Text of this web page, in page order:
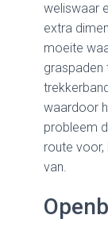
weliswaar
extra
moeite
graspaden
waardoor
probleem
route voor,
van.